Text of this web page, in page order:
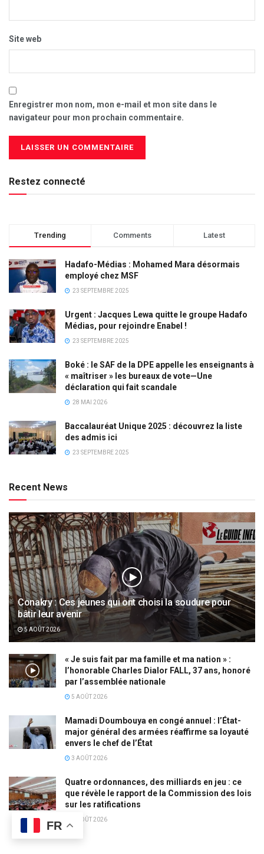
Site web
Enregistrer mon nom, mon e-mail et mon site dans le
navigateur pour mon prochain commentaire.
Restez connecté
Trending Comments Latest
Hadafo-Médias : Mohamed Mara désormais
employé chez MSF
23 SEPTEMBRE 2025
Urgent : Jacques Lewa quitte le groupe Hadafo
Médias, pour rejoindre Enabel !
23 SEPTEMBRE 2025
Boké : le SAF de la DPE appelle les enseignants à
« maîtriser » les bureaux de vote—Une
déclaration qui fait scandale
28 MAI 2026
Baccalauréat Unique 2025 : découvrez la liste
des admis ici
23 SEPTEMBRE 2025
Recent News
Conakry : Ces jeunes qui ont choisi la soudure pour
bâtir leur avenir
5 AOÛT 2026
« Je suis fait par ma famille et ma nation » :
l’honorable Charles Dialor FALL, 37 ans, honoré
par l’assemblée nationale
5 AOÛT 2026
Mamadi Doumbouya en congé annuel : l’État-
major général des armées réaffirme sa loyauté
envers le chef de l’État
3 AOÛT 2026
Quatre ordonnances, des milliards en jeu : ce
que révèle le rapport de la Commission des lois
sur les ratifications
3 AOÛT 2026
FR